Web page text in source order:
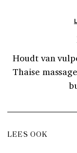
Houdt van
Thaise
LEES OOK